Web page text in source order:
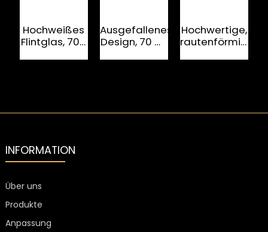
Hochweißes
Flintglas, 700
Ausgefallenes
Design, 70 ml
Hochwertige,
rautenförmige
INFORMATION
Über uns
Produkte
Anpassung